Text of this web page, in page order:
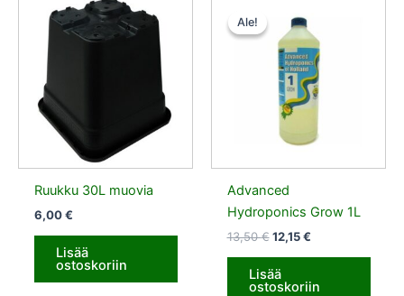
Ruukku 30L muovia
6,00€
Lisää
ostoskoriin
Ale!
Ale!
Advanced
Hydroponics Grow 1L
13,50€
hinta
oli:
13,50 €.
12,15€
on:
12,15 €.
Lisää
ostoskoriin